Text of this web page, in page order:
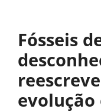
Fósseis
evolução